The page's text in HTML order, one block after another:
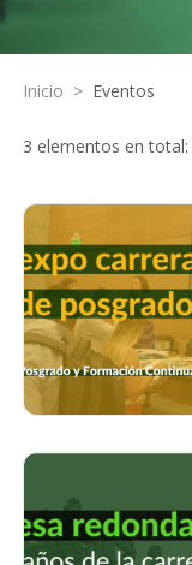
Inicio > Eventos
3 elementos en total: